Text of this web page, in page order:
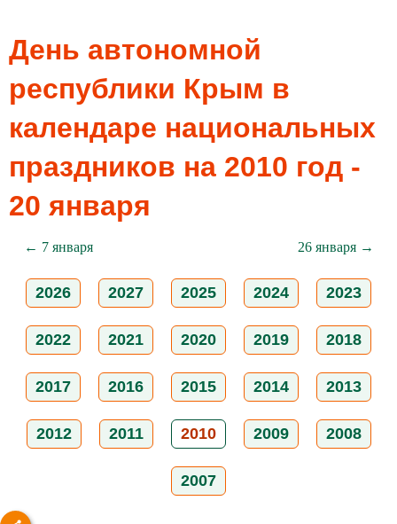
День автономной
республики Крым в
календаре национальных
праздников на 2010 год -
20 января
← 7 января 26 января →
2026 2027 2025 2024 2023
2022 2021 2020 2019 2018
2017 2016 2015 2014 2013
2012 2011 2010 2009 2008
2007